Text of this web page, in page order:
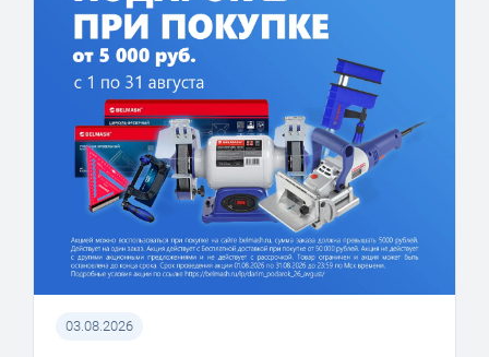
03.08.2026